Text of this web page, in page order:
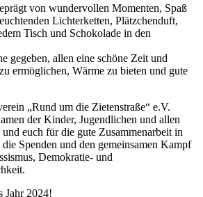
von wundervollen Momenten, Spaß
Lichterketten, Plätzchenduft,
Tisch und Schokolade in den
gegeben, allen eine schöne Zeit und
ermöglichen, Wärme zu bieten und gute
„Rund um die Zietenstraße“ e.V.
der Kinder, Jugendlichen und allen
euch für die gute Zusammenarbeit in
Spenden und den gemeinsamen Kampf
Demokratie- und
Jahr 2024!